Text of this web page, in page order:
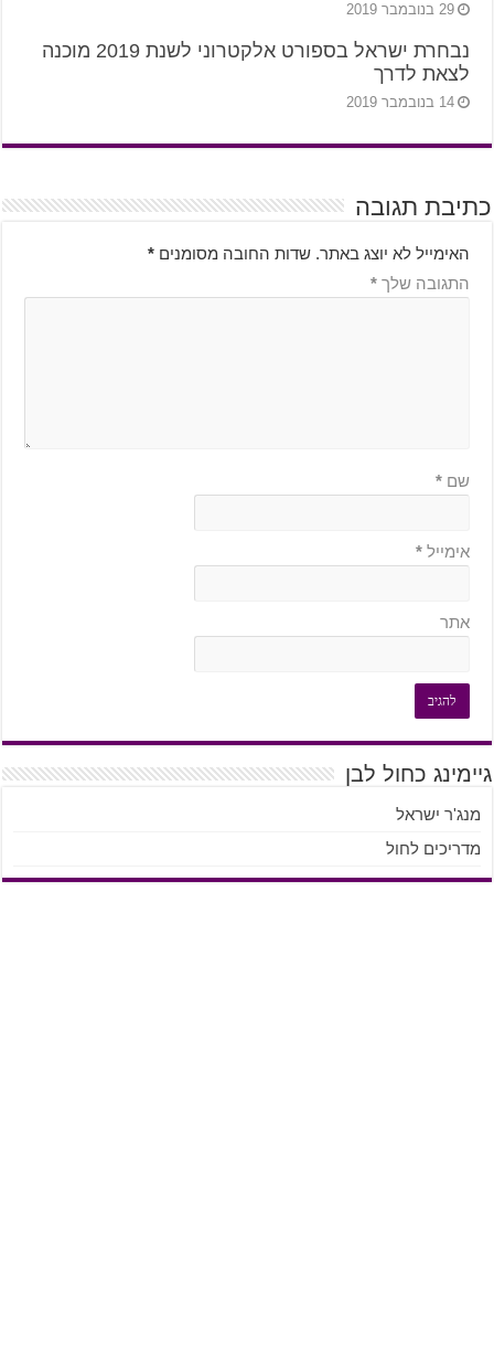
29 בנובמבר 2019
נבחרת ישראל בספורט אלקטרוני לשנת 2019 מוכנה
לצאת לדרך
14 בנובמבר 2019
כתיבת תגובה
האימייל לא יוצג באתר. שדות החובה מסומנים *
התגובה שלך *
שם *
אימייל *
אתר
גיימינג כחול לבן
מנג'ר ישראל
מדריכים לחול